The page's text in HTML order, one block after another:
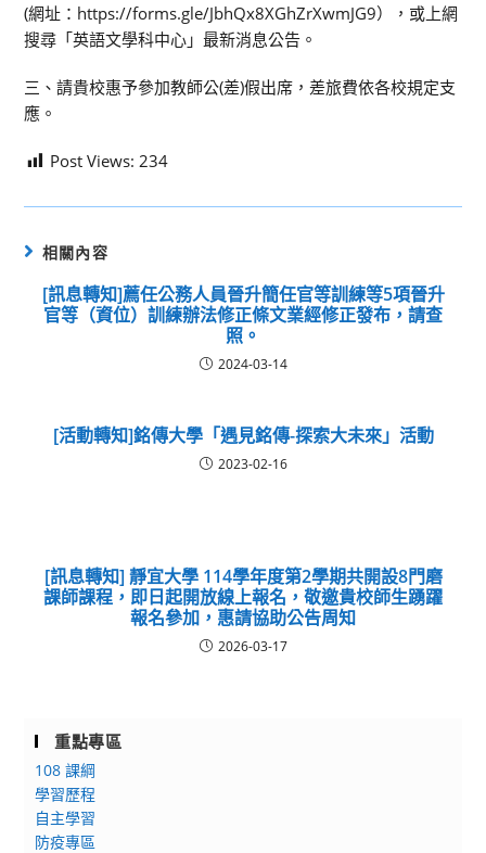
(網址：https://forms.gle/JbhQx8XGhZrXwmJG9），或上網
搜尋「英語文學科中心」最新消息公告。
三、請貴校惠予參加教師公(差)假出席，差旅費依各校規定支
應。
Post Views: 234
相關內容
[訊息轉知]薦任公務人員晉升簡任官等訓練等5項晉升
官等（資位）訓練辦法修正條文業經修正發布，請查
照。
2024-03-14
[活動轉知]銘傳大學「遇見銘傳-探索大未來」活動
2023-02-16
[訊息轉知] 靜宜大學 114學年度第2學期共開設8門磨
課師課程，即日起開放線上報名，敬邀貴校師生踴躍
報名參加，惠請協助公告周知
2026-03-17
重點專區
108 課綱
學習歷程
自主學習
防疫專區